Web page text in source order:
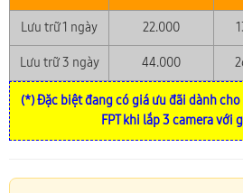
Lưu trữ 1 ngày 22.000
Lưu trữ 3 ngày 44.000
(*) Đặc biệt đang có giá ưu đãi dành
FPT khi lắp 3 camera với